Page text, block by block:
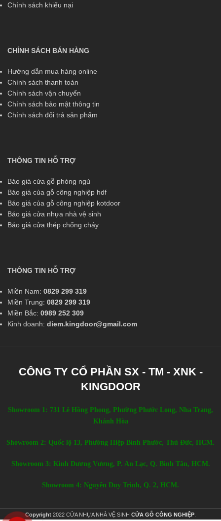
Chính sách khiếu nại
CHÍNH SÁCH BÁN HÀNG
Hướng dẫn mua hàng online
Chính sách thanh toán
Chính sách vận chuyển
Chính sách bảo mật thông tin
Chính sách đổi trả sản phẩm
THÔNG TIN HỖ TRỢ
Báo giá cửa gỗ phòng ngủ
Báo giá của gỗ công nghiệp hdf
Báo giá của gỗ công nghiệp kotdoor
Báo giá cửa nhựa nhà vệ sinh
Báo giá cửa thép chống cháy
THÔNG TIN HỖ TRỢ
Miền Nam: 0829 299 319
Miền Trung: 0829 299 319
Miền Bắc: 0989 252 309
Kinh doanh: diem.kingdoor@gmail.com
CÔNG TY CỔ PHẦN SX - TM - XNK -
KINGDOOR
Showroom 1: 731 Lê Hồng Phong, Phường Phước Long, Nha Trang,
Khánh Hòa
Showroom 2: Quốc lộ 13, Phường Hiệp Bình Phước, Thủ Đức, HCM.
Showroom 3: Kinh Dương Vương, P. An Lạc, Q. Bình Tân, HCM.
Showroom 4: Nguyễn Duy Trinh, Q. 2, HCM.
Copyright 2022 CỬA NHỰA NHÀ VỆ SINH CỬA GỖ CÔNG NGHIỆP